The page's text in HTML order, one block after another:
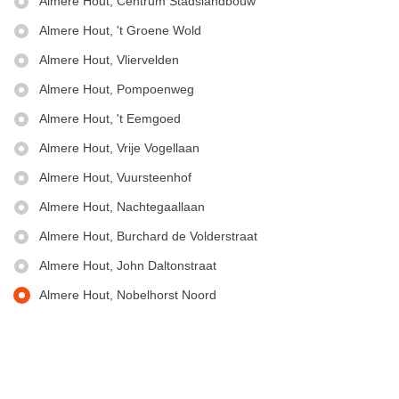
Begin
Eind
Almere Hout, 't Groene Wold
Almere Hout, Vliervelden
Almere Hout, Pompoenweg
Almere Hout, 't Eemgoed
Almere Hout, Vrije Vogellaan
Almere Hout, Vuursteenhof
Almere Hout, Nachtegaallaan
Almere Hout, Burchard de Volderstraat
Almere Hout, John Daltonstraat
Almere Hout, Nobelhorst Noord